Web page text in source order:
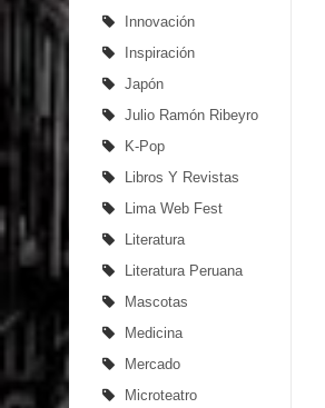
Innovación
Inspiración
Japón
Julio Ramón Ribeyro
K-Pop
Libros Y Revistas
Lima Web Fest
Literatura
Literatura Peruana
Mascotas
Medicina
Mercado
Microteatro